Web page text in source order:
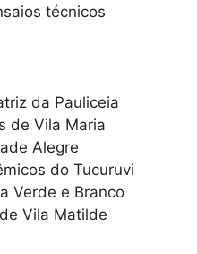
técnicos
da Pauliceia
de Vila Maria
Alegre
do Tucuruvi
Verde e Branco
Vila Matilde